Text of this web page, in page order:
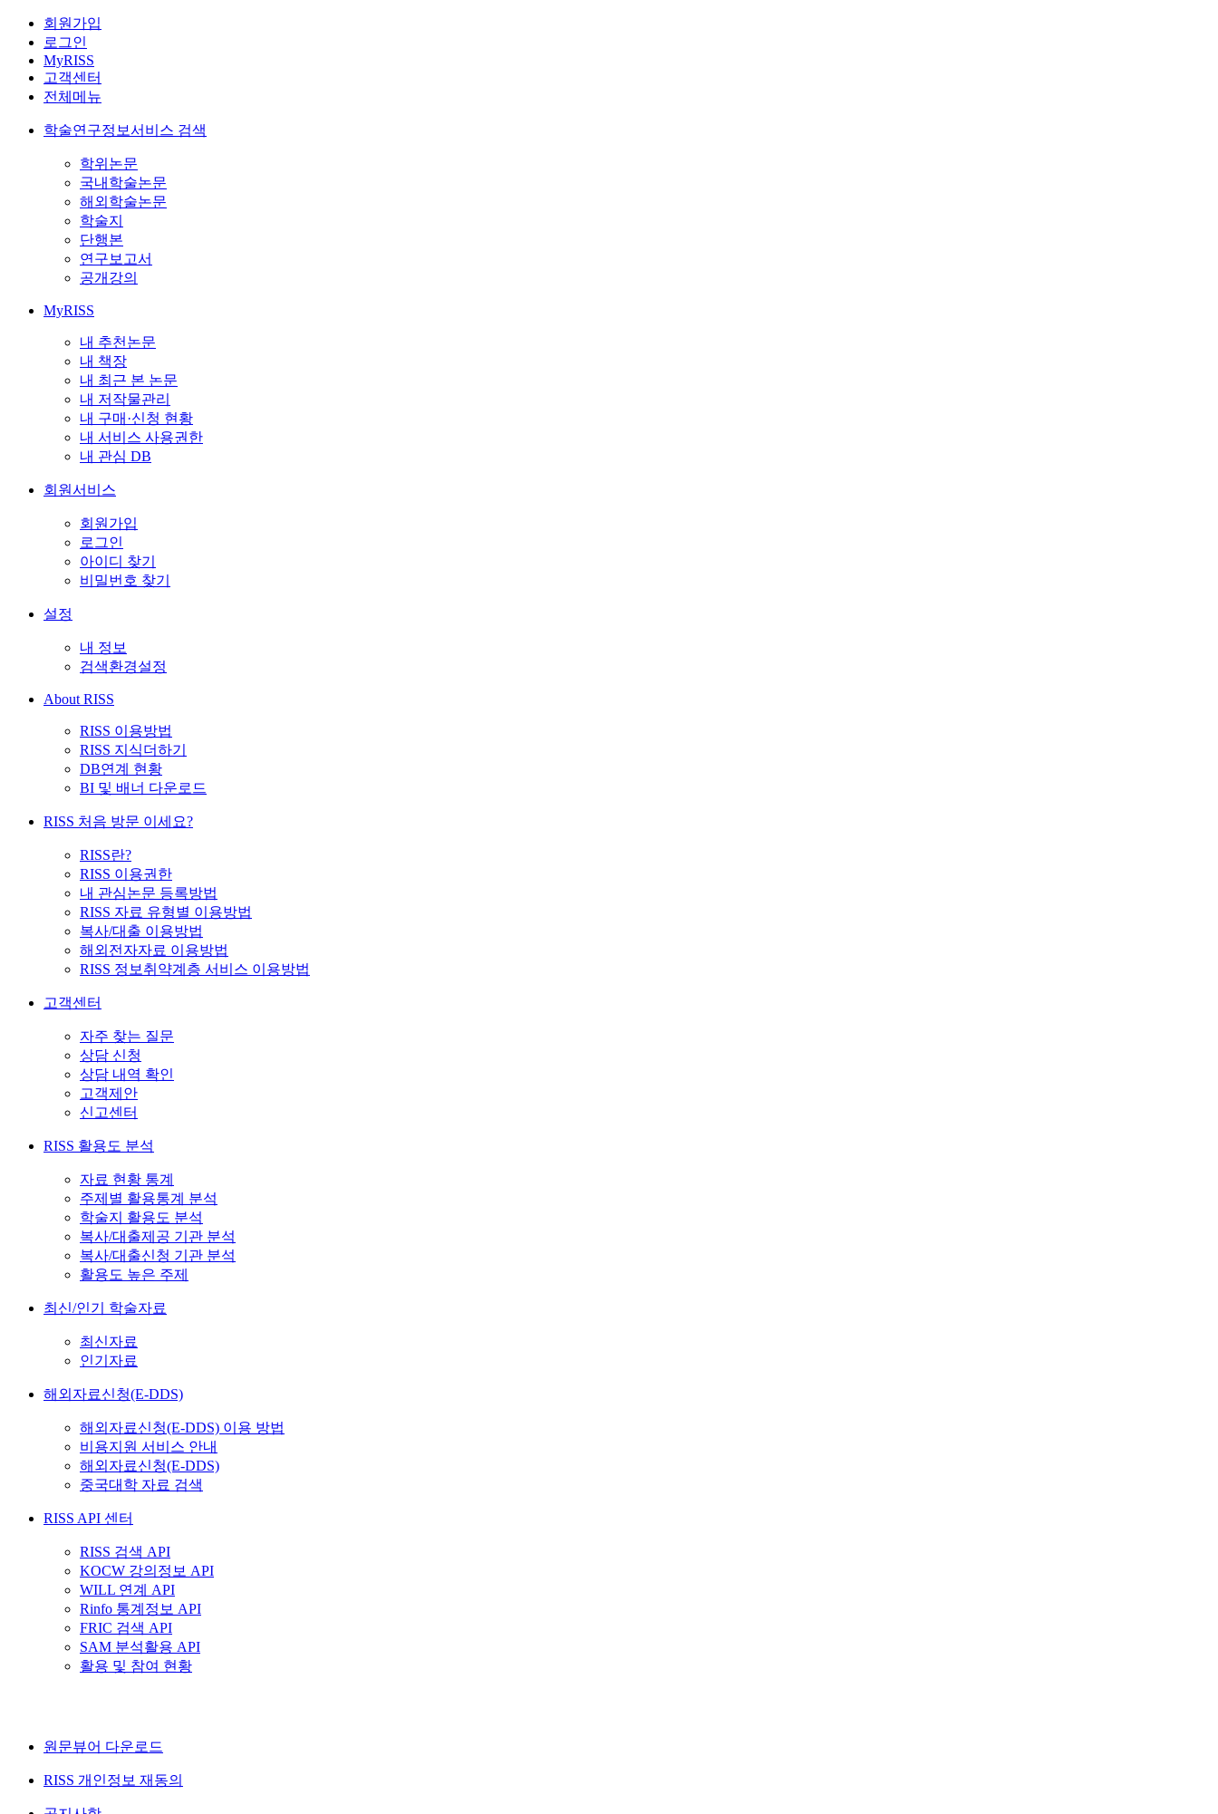
회원가입
로그인
MyRISS
고객센터
전체메뉴
학술연구정보서비스 검색
학위논문
국내학술논문
해외학술논문
학술지
단행본
연구보고서
공개강의
MyRISS
내 추천논문
내 책장
내 최근 본 논문
내 저작물관리
내 구매·신청 현황
내 서비스 사용권한
내 관심 DB
회원서비스
회원가입
로그인
아이디 찾기
비밀번호 찾기
설정
내 정보
검색환경설정
About RISS
RISS 이용방법
RISS 지식더하기
DB연계 현황
BI 및 배너 다운로드
RISS 처음 방문 이세요?
RISS란?
RISS 이용권한
내 관심논문 등록방법
RISS 자료 유형별 이용방법
복사/대출 이용방법
해외전자자료 이용방법
RISS 정보취약계층 서비스 이용방법
고객센터
자주 찾는 질문
상담 신청
상담 내역 확인
고객제안
신고센터
RISS 활용도 분석
자료 현황 통계
주제별 활용통계 분석
학술지 활용도 분석
복사/대출제공 기관 분석
복사/대출신청 기관 분석
활용도 높은 주제
최신/인기 학술자료
최신자료
인기자료
해외자료신청(E-DDS)
해외자료신청(E-DDS) 이용 방법
비용지원 서비스 안내
해외자료신청(E-DDS)
중국대학 자료 검색
RISS API 센터
RISS 검색 API
KOCW 강의정보 API
WILL 연계 API
Rinfo 통계정보 API
FRIC 검색 API
SAM 분석활용 API
활용 및 참여 현황
원문뷰어 다운로드
RISS 개인정보 재동의